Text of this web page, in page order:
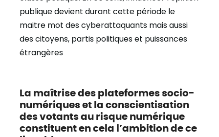
publique devient durant cette période le
maitre mot des cyberattaquants mais aussi
des citoyens, partis politiques et puissances
étrangères
La maîtrise des plateformes socio-
numériques et la conscientisation
des votants au risque numérique
constituent en cela l’ambition de ce